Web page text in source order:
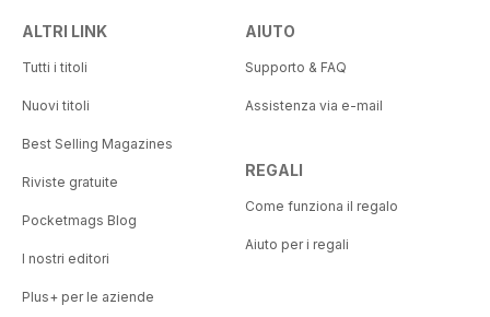
ALTRI LINK
Tutti i titoli
Nuovi titoli
Best Selling Magazines
Riviste gratuite
Pocketmags Blog
I nostri editori
Plus+ per le aziende
AIUTO
Supporto & FAQ
Assistenza via e-mail
REGALI
Come funziona il regalo
Aiuto per i regali